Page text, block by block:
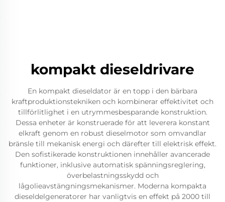
kompakt dieseldrivare
En kompakt dieseldator är en topp i den bärbara
kraftproduktionstekniken och kombinerar effektivitet och
tillförlitlighet i en utrymmesbesparande konstruktion.
Dessa enheter är konstruerade för att leverera konstant
elkraft genom en robust dieselmotor som omvandlar
bränsle till mekanisk energi och därefter till elektrisk effekt.
Den sofistikerade konstruktionen innehåller avancerade
funktioner, inklusive automatisk spänningsreglering,
överbelastningsskydd och
lågolieavstängningsmekanismer. Moderna kompakta
dieseldelgeneratorer har vanligtvis en effekt på 2000 till